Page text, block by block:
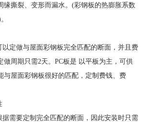
缘撕裂、变形而漏水。(彩钢板的热膨胀系数
以定做与屋面彩钢板完全匹配的断面，并且费
做周期只需2天。PC板是 以平板为主，可供
与屋面彩钢板很好的匹配，定制费钱、费
据需要定制完全匹配的断面，因此安装时只需